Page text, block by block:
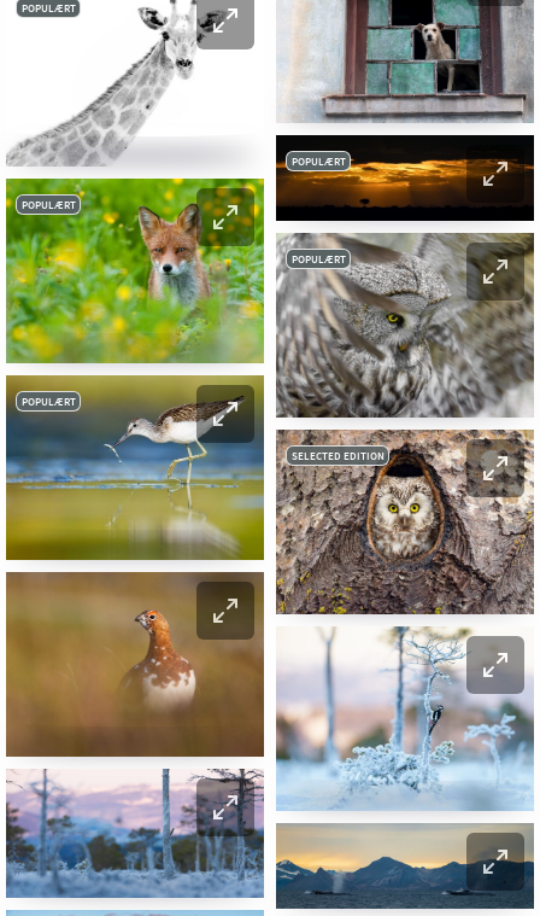
POPULÆRT
POPULÆRT
POPULÆRT
POPULÆRT
POPULÆRT
SELECTED EDITION